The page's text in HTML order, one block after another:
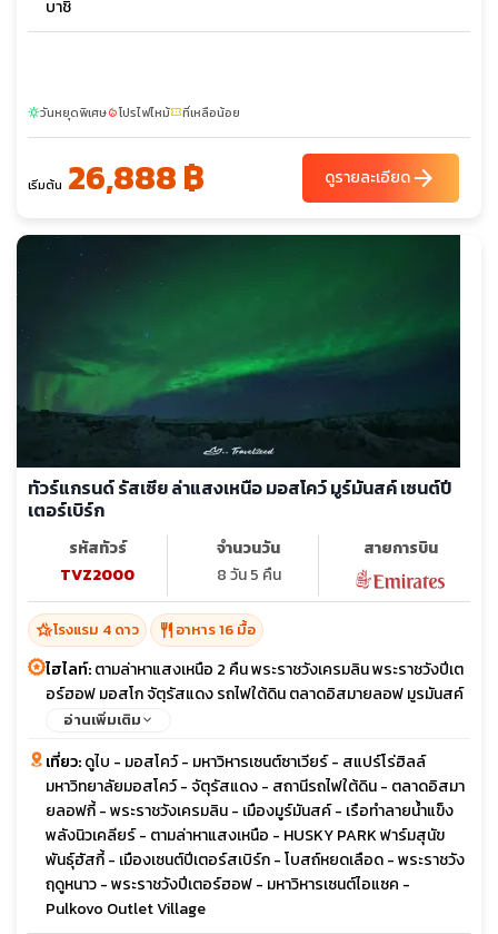
บาชิ
sunnyวันหยุดพิเศษlocal_fire_departmentโปรไฟไหม้confirmation_numberที่เหลือน้อย
เริ่มต้น 26,888 ฿ ดูรายละเอียดarrow_forward
ทัวร์แกรนด์ รัสเซีย ล่าแสงเหนือ มอสโคว์ มูร์มันสค์ เซนต์ปี
เตอร์เบิร์ก
รหัสทัวร์
TVZ2000
จำนวนวัน
8 วัน 5 คืน
สายการบิน
hotel_classโรงแรม 4 ดาว restaurant อาหาร 16 มื้อ
ไฮไลท์:ตามล่าหาแสงเหนือ 2 คืน พระราชวังเครมลิน พระราชวังปีเต
อร์ฮอฟ มอสโก จัตุรัสแดง รถไฟใต้ดิน ตลาดอิสมายลอฟ มูรมันสค์
ฟาร์มสุนัขฮัสกี้ เซนต์ปีเตอร์สเบิร์ก ป้อมปีเตอร์แอนด์ปอนด์ โบสถ์
อ่านเพิ่มเติม
เที่ยว:ดูไบ - มอสโคว์ - มหาวิหารเซนต์ซาเวียร์ - สแปร์โร่ฮิลล์
มหาวิทยาลัยมอสโคว์ - จัตุรัสแดง - สถานีรถไฟใต้ดิน - ตลาดอิสมา
ยลอฟกี้ - พระราชวังเครมลิน - เมืองมูร์มันสค์ - เรือทำลายนํ้าแข็ง
พลังนิวเคลียร์ - ตามล่าหาแสงเหนือ - HUSKY PARK ฟาร์มสุนัข
พันธุ์ฮัสกี้ - เมืองเซนต์ปีเตอร์สเบิร์ก - โบสถ์หยดเลือด - พระราชวัง
ฤดูหนาว - พระราชวังปีเตอร์ฮอฟ - มหาวิหารเซนต์ไอแซค -
Pulkovo Outlet Village